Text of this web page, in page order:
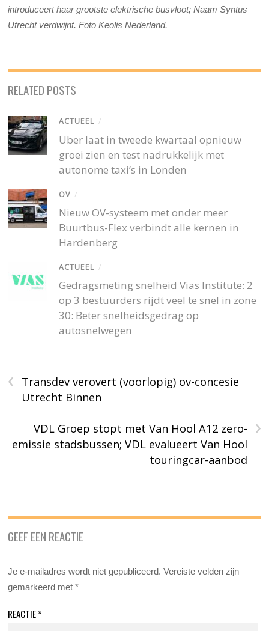
introduceert haar grootste elektrische busvloot; Naam Syntus
Utrecht verdwijnt. Foto Keolis Nederland.
RELATED POSTS
ACTUEEL /
Uber laat in tweede kwartaal opnieuw
groei zien en test nadrukkelijk met
autonome taxi’s in Londen
OV /
Nieuw OV-systeem met onder meer
Buurtbus-Flex verbindt alle kernen in
Hardenberg
ACTUEEL /
Gedragsmeting snelheid Vias Institute: 2
op 3 bestuurders rijdt veel te snel in zone
30: Beter snelheidsgedrag op
autosnelwegen
‹
Transdev verovert (voorlopig) ov-concesie
Utrecht Binnen
›
VDL Groep stopt met Van Hool A12 zero-
emissie stadsbussen; VDL evalueert Van Hool
touringcar-aanbod
GEEF EEN REACTIE
Je e-mailadres wordt niet gepubliceerd. Vereiste velden zijn
gemarkeerd met*
REACTIE*